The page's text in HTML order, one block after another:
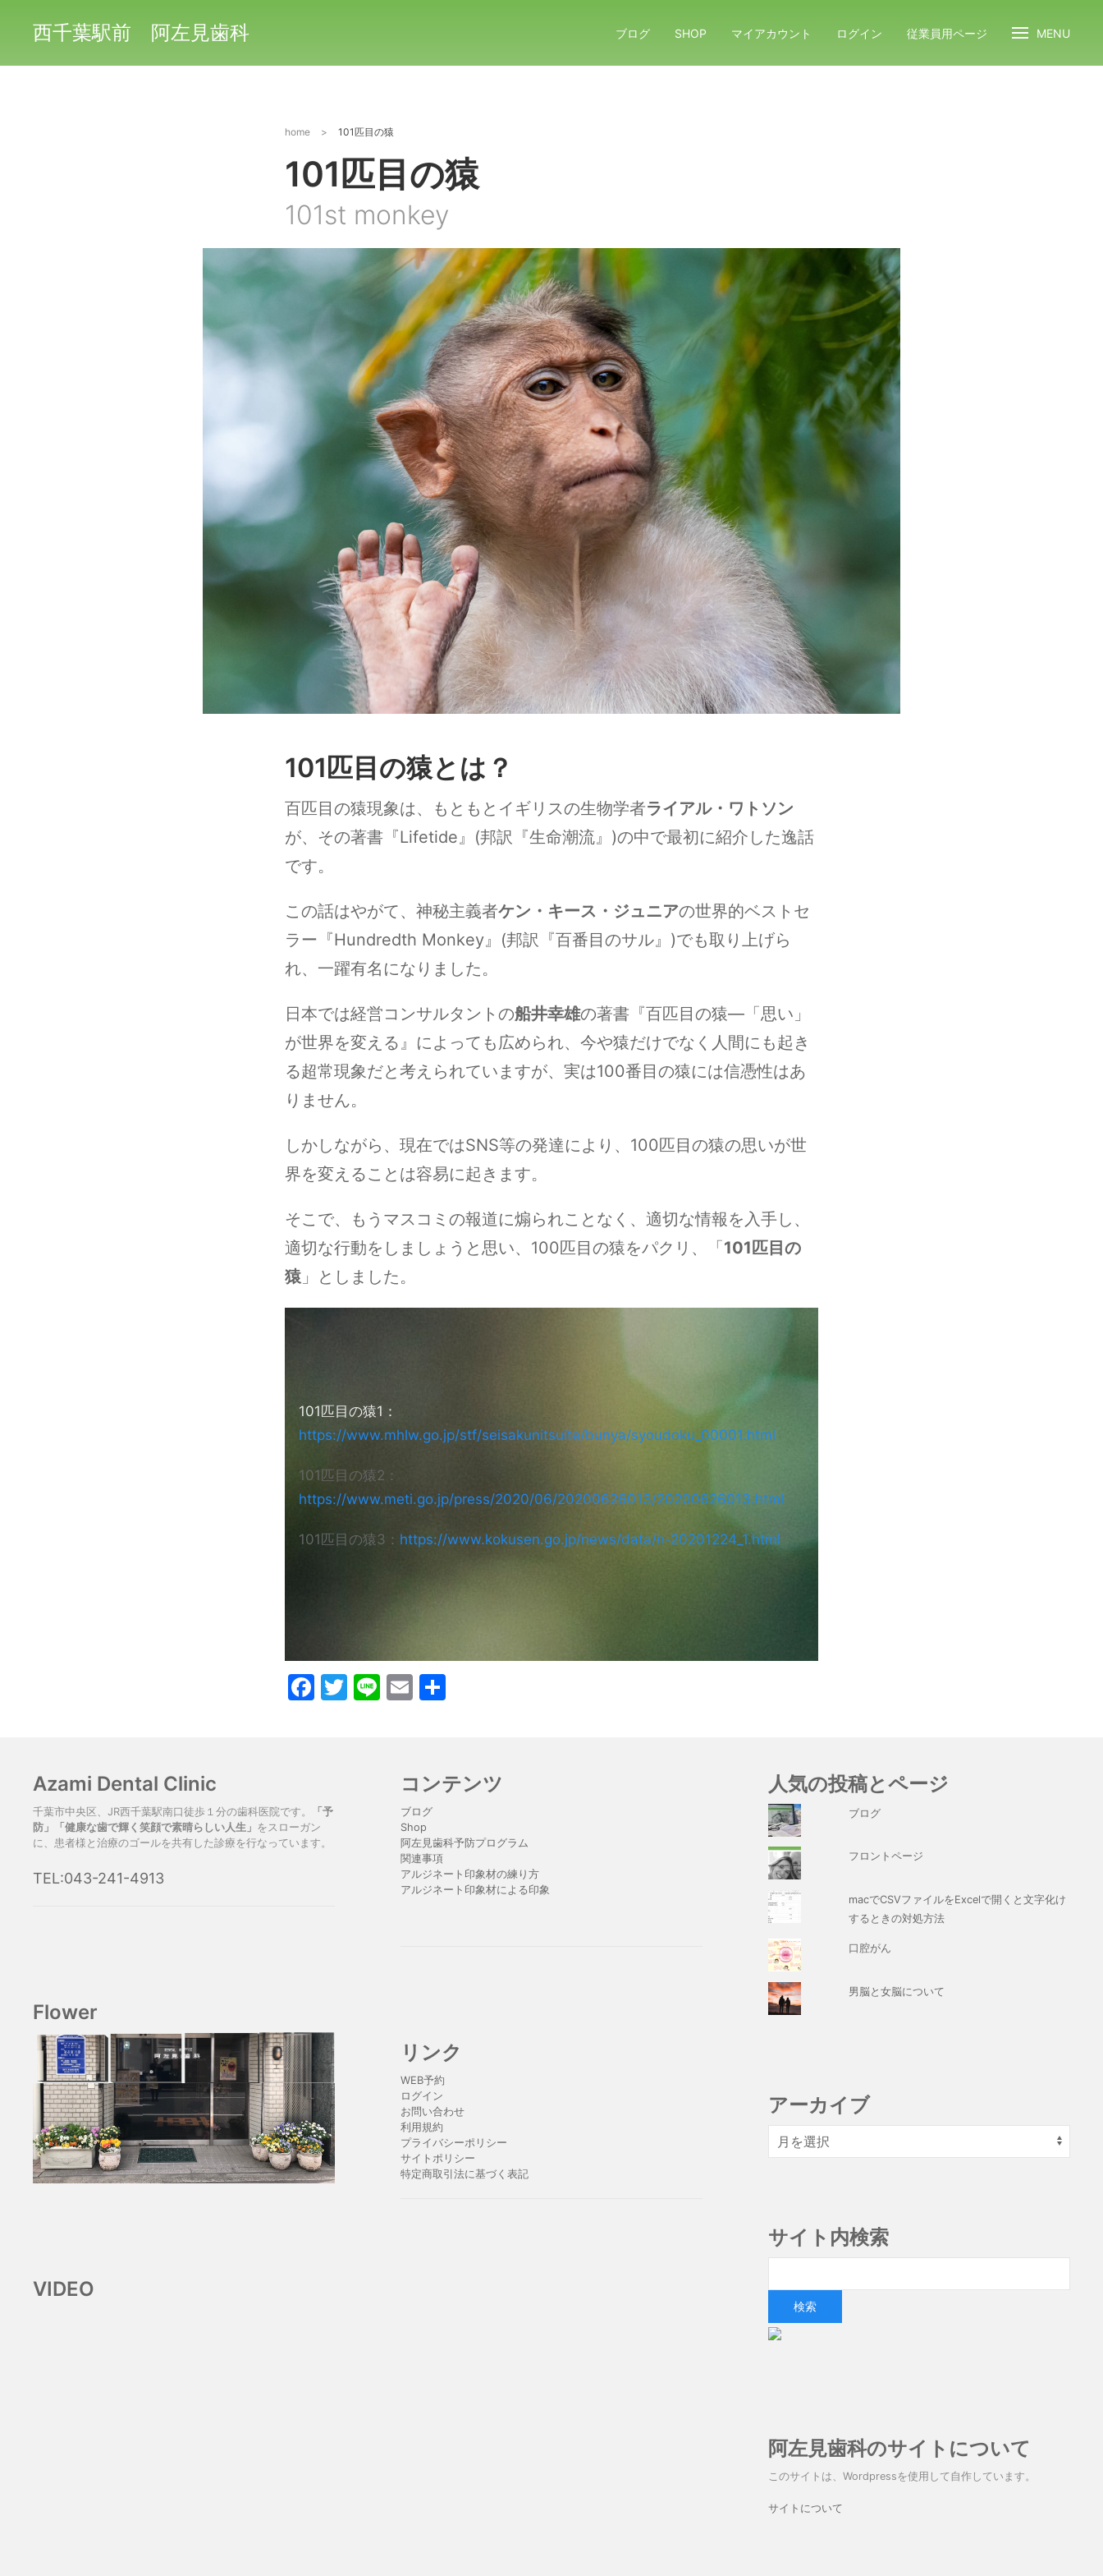
西千葉駅前 阿左見歯科 ブログ SHOP マイアカウント ログイン 従業員用ページ MENU
home > 101匹目の猿
101匹目の猿
101st monkey
101匹目の猿とは？
百匹目の猿現象は、もともとイギリスの生物学者ライアル・ワトソン
が、その著書『Lifetide』(邦訳『生命潮流』)の中で最初に紹介した逸話
です。
この話はやがて、神秘主義者ケン・キース・ジュニアの世界的ベストセ
ラー『Hundredth Monkey』(邦訳『百番目のサル』)でも取り上げら
れ、一躍有名になりました。
日本では経営コンサルタントの船井幸雄の著書『百匹目の猿―「思い」
が世界を変える』によっても広められ、今や猿だけでなく人間にも起き
る超常現象だと考えられていますが、実は100番目の猿には信憑性はあ
りません。
しかしながら、現在ではSNS等の発達により、100匹目の猿の思いが世
界を変えることは容易に起きます。
そこで、もうマスコミの報道に煽られことなく、適切な情報を入手し、
適切な行動をしましょうと思い、100匹目の猿をパクリ、「101匹目の
猿 」としました。
101匹目の猿1：
https://www.mhlw.go.jp/stf/seisakunitsuite/bunya/syoudoku_00001.html
101匹目の猿2：
https://www.meti.go.jp/press/2020/06/20200626013/20200626013.html
101匹目の猿3： https://www.kokusen.go.jp/news/data/n-20201224_1.html
Facebook
Twitter
LineEmail
Azami Dental Clinic
千葉市中央区、JR西千葉駅南口徒歩１分の歯科医院です。
「予
防」「健康な歯で輝く笑顔で素晴らしい人生」 をスローガン
に、患者様と治療のゴールを共有した診療を行なっています。
TEL:043-241-4913
Flower
VIDEO
コンテンツ
ブログ
Shop
阿左見歯科予防プログラム
関連事項
アルジネート印象材の練り方
アルジネート印象材による印象
リンク
WEB予約
ログイン
お問い合わせ
利用規約
プライバシーポリシー
サイトポリシー
特定商取引法に基づく表記
人気の投稿とページ
ブログ
フロントページ
macでCSVファイルをExcelで開くと文字化け
するときの対処方法
口腔がん
男脳と女脳について
アーカイブ
サイト内検索
阿左見歯科のサイトについて
このサイトは、Wordpressを使用して自作しています。
サイトについて